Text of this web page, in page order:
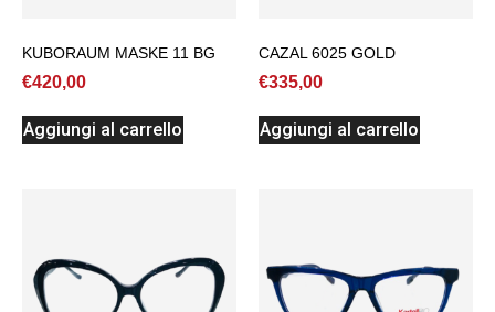
KUBORAUM MASKE 11 BG
€420,00
Aggiungi al carrello
CAZAL 6025 GOLD
€335,00
Aggiungi al carrello